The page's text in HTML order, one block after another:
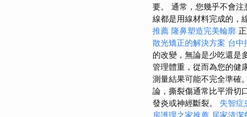
要。 通常，您幾乎不會注
線都是用線材料完成的，
推薦 隆鼻塑造完美輪廓
散光矯正的解決方案 台中
的改變，無論是少吃還是
管理體重，從而為您的健
測量結果可能不完全準確
論，撕裂傷通常比平滑切
發炎或神經斷裂。 失智症
房護理之家推薦 居家清潔